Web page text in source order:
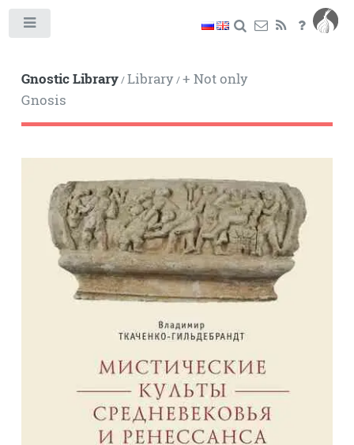
Gnostic Library/Library/+ Not only
Gnosis